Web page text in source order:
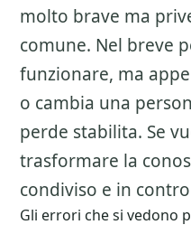
molto brave ma
comune. Nel breve
funzionare, ma
o cambia una
perde stabilita. Se
trasformare la
condiviso e in
Gli errori che si vedono